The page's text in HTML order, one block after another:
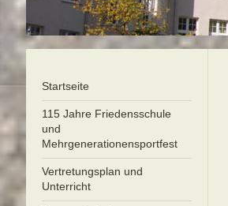
Startseite
115 Jahre Friedensschule
und
Mehrgenerationensportfest
Vertretungsplan und
Unterricht